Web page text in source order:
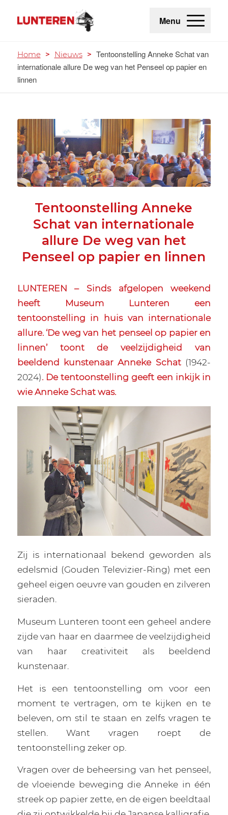
Menu
Home > Nieuws > Tentoonstelling Anneke Schat van
internationale allure De weg van het Penseel op papier en
linnen
Tentoonstelling Anneke
Schat van internationale
allure De weg van het
Penseel op papier en linnen
LUNTEREN – Sinds afgelopen weekend
heeft Museum Lunteren een
tentoonstelling in huis van internationale
allure. ‘De weg van het penseel op papier en
linnen’ toont de veelzijdigheid van
beeldend kunstenaar Anneke Schat (1942-
2024). De tentoonstelling geeft een inkijk in
wie Anneke Schat was.
Zij is internationaal bekend geworden als
edelsmid (Gouden Televizier-Ring) met een
geheel eigen oeuvre van gouden en zilveren
sieraden.
Museum Lunteren toont een geheel andere
zijde van haar en daarmee de veelzijdigheid
van haar creativiteit als beeldend
kunstenaar.
Het is een tentoonstelling om voor een
moment te vertragen, om te kijken en te
beleven, om stil te staan en zelfs vragen te
stellen. Want vragen roept de
tentoonstelling zeker op.
Vragen over de beheersing van het penseel,
de vloeiende beweging die Anneke in één
streek op papier zette, en de eigen beeldtaal